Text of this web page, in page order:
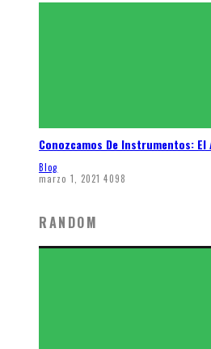
Conozcamos De Instrumentos:
Blog
marzo 1, 2021 4098
RANDOM